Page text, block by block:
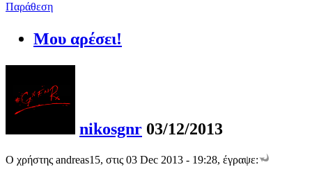
Παράθεση
Μου αρέσει!
nikosgnr 03/12/2013
Ο χρήστης andreas15, στις 03 Dec 2013 - 19:28, έγραψε: